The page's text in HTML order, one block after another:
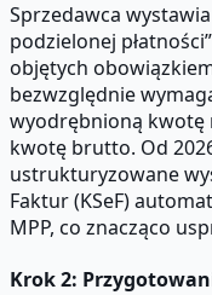
Sprzedawca
podzielonej
objętych
bezwzględnie
wyodrębnioną kwotę
kwotę brutto. Od
ustrukturyzowane
Faktur (KSeF)
MPP, co znacząco
Krok 2: